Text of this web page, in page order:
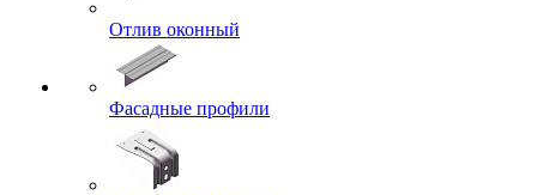
Отлив оконный
Фасадные профили